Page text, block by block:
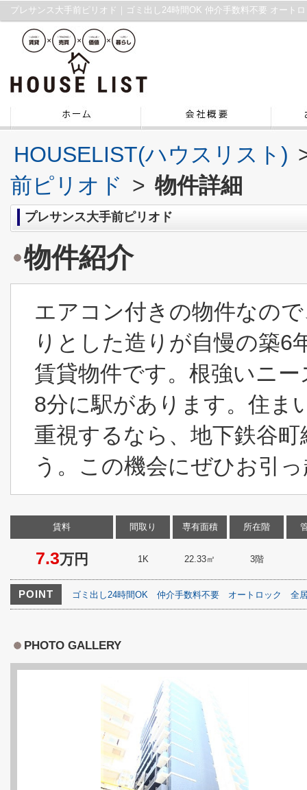
HOUSELIST(ハウスリスト)
前ピリオド > 物件詳細
プレサンス大手前ピリオド
物件紹介
エアコン付きの物件なの
りとした造りが自慢の築6
賃貸物件です。根強いニ
8分に駅があります。住ま
重視するなら、地下鉄谷
う。この機会にぜひお引
賃料
7.3万円
間取り
1K
専有面積
22.33㎡
所在階
3階
POINT ゴミ出し24時間OK 仲介手数料不要 オートロック 全
PHOTO GALLERY